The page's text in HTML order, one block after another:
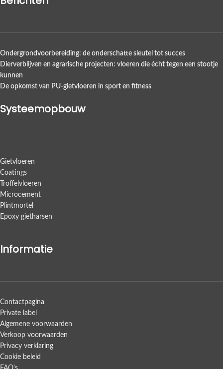
Ondergrondvoorbereiding: de onderschatte sleutel tot succes
Dierverblijven en agrarische projecten: vloeren die écht tegen een stootje
kunnen
De opkomst van PU-gietvloeren in sport en fitness
Systeemopbouw
Gietvloeren
Coatings
Troffelvloeren
Microcement
Plintmortel
Epoxy gietharsen
Informatie
Contactpagina
Private label
Algemene voorwaarden
Verkoop voorwaarden
Privacy verklaring
Cookie beleid